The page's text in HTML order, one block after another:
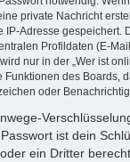
private Nachricht
Adresse gespeichert.
Profildaten (E-
nur in der „Wer ist
des Boards,
oder
ist dein
ein Dritter